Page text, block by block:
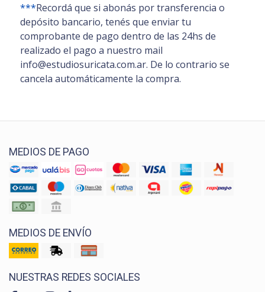
***Recordá que si abonás por transferencia o
depósito bancario, tenés que enviar tu
comprobante de pago dentro de las 24hs de
realizado el pago a nuestro mail
info@estudiosuricata.com.ar. De lo contrario se
cancela automáticamente la compra.
MEDIOS DE PAGO
MEDIOS DE ENVÍO
NUESTRAS REDES SOCIALES